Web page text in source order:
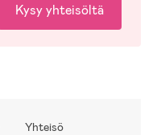
Kysy yhteisöltä
Yhteisö